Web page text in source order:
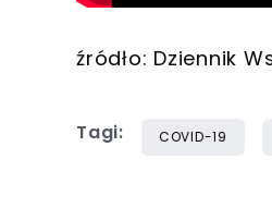
źródło: Dziennik
Tagi: COVID-19